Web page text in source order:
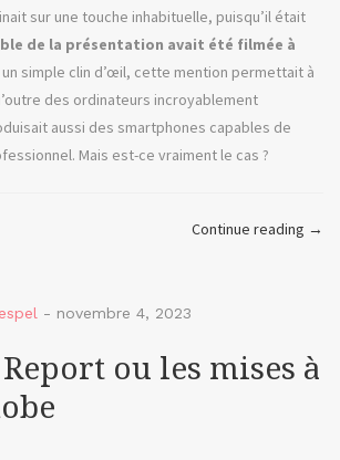
sur une touche inhabituelle, puisqu’il était
de la présentation avait été filmée à
un simple clin d’œil, cette mention permettait à
des ordinateurs incroyablement
aussi des smartphones capables de
Mais est-ce vraiment le cas ?
Continue reading «
→
- novembre 4, 2023
ou les mises à